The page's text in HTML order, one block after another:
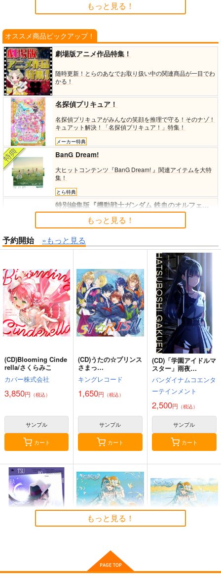
「魔法少女リリカルなのは EX
CEEDS Gun Blaze Vengeanc
e」オープニングテーマ CRIM
SON BULLET/水樹奈々
第一章 猗窩座再来(完全生産限
定版) (アクリルスタッキングB
「少女☆歌劇 レヴュースタァ
ライト」スペシャルライブ “St
arry Horizon” Blu-ray(初回限
定版)
ND IDOL!!!!!!!!!!!!!～ LIVE Blu
アイドルマスター ミリオンラ 茉莉花ちゃんの好感度はぶっ
こわれている
ウマ娘 プリティーダービー 異世界のんびり農家2
「ポケモン feat. 初音ミク VO
LTAGE Live！」Blu-ray特装
盤 黄泉のツガイ
ーテインメント
2,500円（税込）
サンプル
カート
キングレコード
サンプル
d Anniversary CD 真
注文不可
No.10
(CD)AIM STAR(初回
限定盤)/愛美
8,800円（税込）
カート
(BD)「骸骨騎士様、只
今異世界へお出掛け中
II」 Blu-ray BOX (と
らのあな限定版)
オーバーラップ
33,000円（税込）
サンプル
カート
ヴュースタァライト」
Blu-ray(初回限定版)
16,500 円（税込）
サンプル
(DVD)NANA MIZUKI
LIVE VISION × VISIO
サンプル
No.6
(BD)NANA MIZUKI LI
VE VISION × VISION
＋/水樹奈々
キングレコード
12,100円（税込）
サンプル
No.6
(BD)劇場版「鬼滅の
刃」無限城編 第一
章 猗窩座再来(完全生
産限定版) (アクリルス
タッキングBOX付限
定版)
アニプレックス
15,400円（税込）
サンプル
No.6
(BD)黄泉のツガ
イ 8(完全生産限定版)
アニプレックス
9,900円（税込）
サンプル
カート
No.6
(BD)黄泉のツガ
イ 7(完全生産限定版)
アニプレックス
もっと見る！
オススメ商品ピックアップ！
劇場版アニメ作品特集！
随時更新 ！ と らのあなでお取り扱い中の関連商品が一目でわ
かる ！
名探偵プリキュア！
名探偵プリ キ ュ アがみんなの笑顔を推理で守る ！ そのナゾ ！
キ ュ アッ ト解決 ！ 「名探偵プリ キ ュ ア ！ 」 特集 ！
メーカー特典
BanG Dream!
大ヒ ッ ト コンテンツ 『BanG Dream! 』 関連アイテムを大特
集 ！
とら特典
特別編集版『機動戦士ガンダム 鉄血のオルフェンズ ウルズハント -小さな挑戦者の軌跡-』／『機動戦士ガンダム 鉄血のオルフェンズ』10周年記念新作短編「幕間の楔」 (数量限定版)
『鉄血のオルフェンズ』10周年記念作品！
とびこ め！混沌の沼！アニメ「ド ドロ」特 集！
最強の王様、二度目の人生は何をする？
冷酷無 情な王様の転生冒険ファン ー！アニメ「最強の王
様、二 度目の人生は何をする？」
姫様“拷問”の時間です 第2期 Blu-ray BOX
顔 に なれ 界一 フ ァ ン
ニ
！
イズ、夢が 機動戦士
mGQ uuuuX」特集
『頭 字D』後継作！新公道最速伝
け のは、最強”神15”のド ライバ ーか挑戦者かーアニメ
M ース ト 』 特集
デジモンゴーストゲーム
その怪奇は加速する。アニメ「デジモンゴーストゲ
もっと見る！
予約開始 »もっと見る
(CD)Blooming Cinde
rella/さくらみこ
カバー株式会社
3,850円 （税込）
サンプル
カート
(CD)うたの☆プリンス
さまっ
♪「PRISM FOREVE
R!」
キングレコード
1,650円 （税込）
サンプル
カート
(CD)「学園アイドルマ
スター」雨夜
燕 2nd Single「三分
半の創世」
バンダイナムコエンタ
ーテインメント
2,500円 （税込）
サンプル
カート
(CD)「学園アイドルマ
(DVD)『初音ミク「マ
(BD)『初音ミク「マジ
もっと見る！